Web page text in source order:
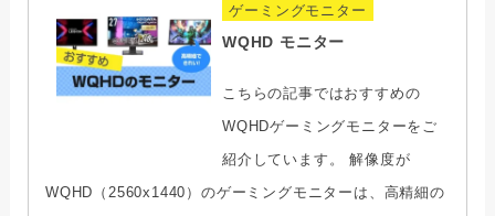
ゲーミングモニター
WQHD モニター
こちらの記事ではおすすめの
WQHDゲーミングモニターをご
紹介しています。 解像度が
WQHD（2560x1440）のゲーミングモニターは、高精細の